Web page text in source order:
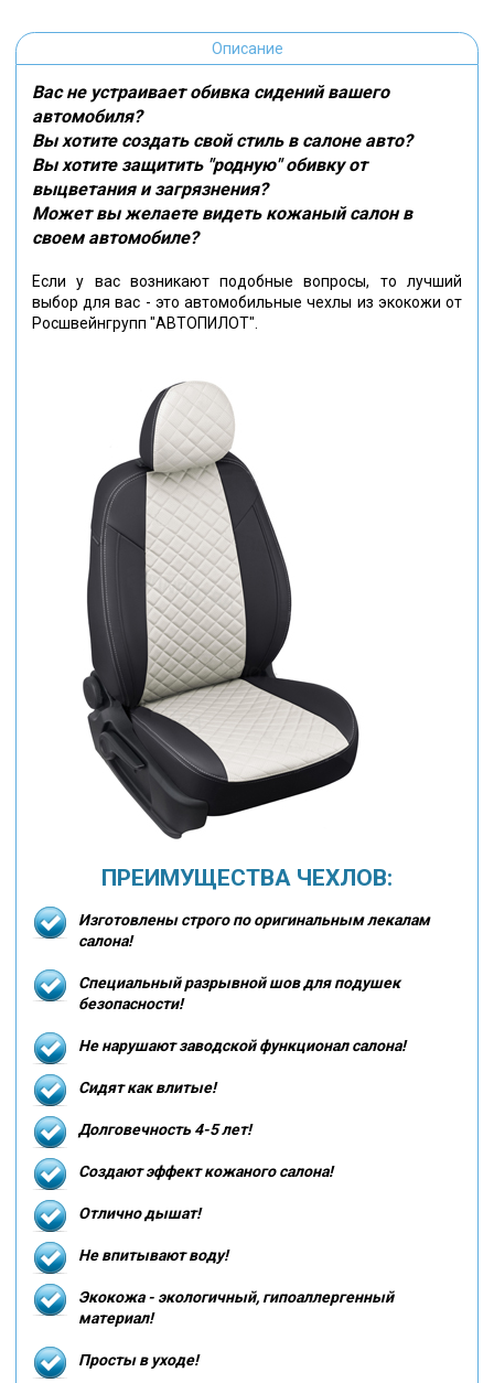
Описание
Вас не устраивает обивка сидений вашего
автомобиля?
Вы хотите создать свой стиль в салоне авто?
Вы хотите защитить "родную" обивку от
выцветания и загрязнения?
Может вы желаете видеть кожаный салон в
своем автомобиле?
Если у вас возникают подобные вопросы, то лучший
выбор для вас - это автомобильные чехлы из экокожи от
Росшвейнгрупп "АВТОПИЛОТ".
ПРЕИМУЩЕСТВА ЧЕХЛОВ:
Изготовлены строго по оригинальным лекалам
салона!
Специальный разрывной шов для подушек
безопасности!
Не нарушают заводской функционал салона!
Сидят как влитые!
Долговечность 4-5 лет!
Создают эффект кожаного салона!
Отлично дышат!
Не впитывают воду!
Экокожа - экологичный, гипоаллергенный
материал!
Просты в уходе!